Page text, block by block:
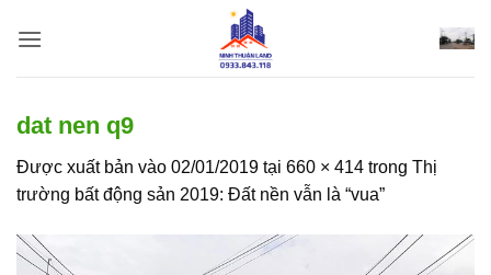
qua
dat nen q9
Được xuất bản vào 02/01/2019 tại 660 × 414 trong Thị
trường bất động sản 2019: Đất nền vẫn là “vua”